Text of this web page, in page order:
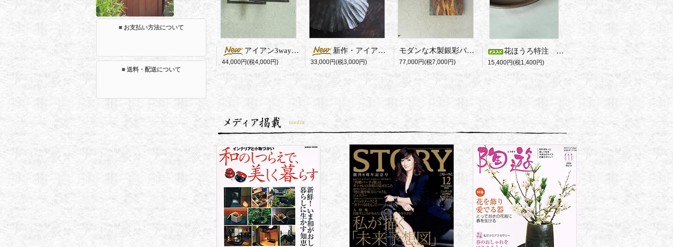
アイアン3way花器 Square（R）
44,000円(税4,000円)
新作・アイアン製一輪挿し
33,000円(税3,000円)
モダンな木製銀彩パネル
77,000円(税7,000円)
花ほうろ特注 藤田さんの備前パスタ皿
15,400円(税1,400円)
■ お支払い方法について
■ 送料・配送について